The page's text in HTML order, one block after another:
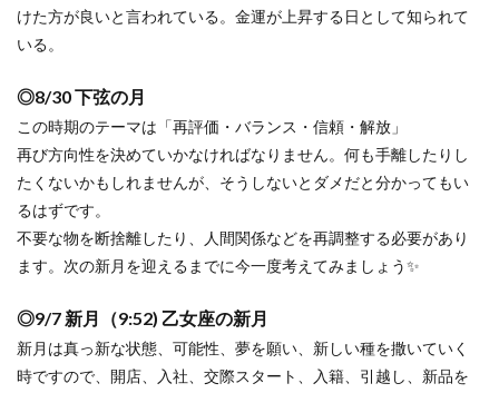
けた方が良いと言われている。金運が上昇する日として知られて
いる。
◎8/30 下弦の月
この時期のテーマは「再評価・バランス・信頼・解放」
再び方向性を決めていかなければなりません。何も手離したりし
たくないかもしれませんが、そうしないとダメだと分かってもい
るはずです。
不要な物を断捨離したり、人間関係などを再調整する必要があり
ます。次の新月を迎えるまでに今一度考えてみましょう✨
◎9/7 新月（9:52) 乙女座の新月
新月は真っ新な状態、可能性、夢を願い、新しい種を撒いていく
時ですので、開店、入社、交際スタート、入籍、引越し、新品を